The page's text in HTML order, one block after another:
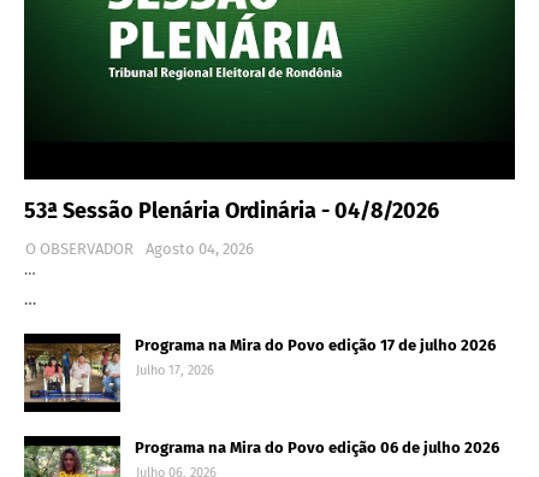
53ª Sessão Plenária Ordinária - 04/8/2026
O OBSERVADOR
Agosto 04, 2026
…
…
Programa na Mira do Povo edição 17 de julho 2026
Julho 17, 2026
Programa na Mira do Povo edição 06 de julho 2026
Julho 06, 2026